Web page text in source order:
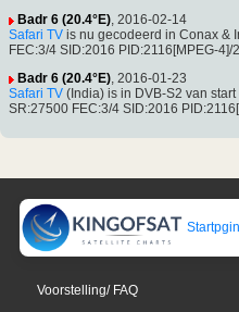
Badr 6 (20.4°E), 2016-02-14
Safari TV is nu gecodeerd in Conax &
FEC:3/4 SID:2016 PID:2116[MPEG-4]/
Badr 6 (20.4°E), 2016-01-23
Safari TV (India) is in DVB-S2 van
SR:27500 FEC:3/4 SID:2016
Voorstelling/ FAQ